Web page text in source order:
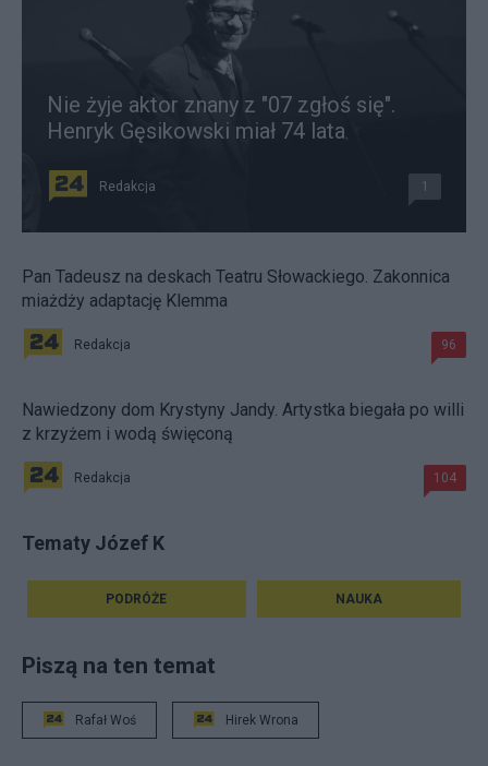
Nie żyje aktor znany z "07 zgłoś się".
Henryk Gęsikowski miał 74 lata
Redakcja 1
Pan Tadeusz na deskach Teatru Słowackiego. Zakonnica
miażdży adaptację Klemma
Redakcja 96
Nawiedzony dom Krystyny Jandy. Artystka biegała po willi
z krzyżem i wodą święconą
Redakcja 104
Tematy Józef K
PODRÓŻE NAUKA
Piszą na ten temat
Rafał Woś Hirek Wrona